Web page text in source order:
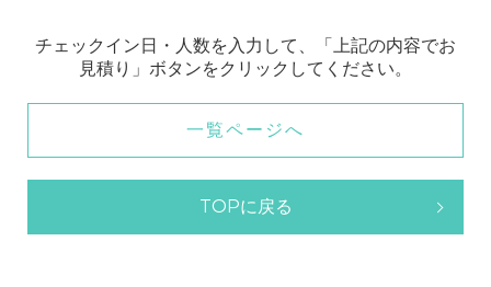
チェックイン日・人数を入力して、「上記の内容でお
見積り」ボタンをクリックしてください。
一覧ページへ
TOPに戻る